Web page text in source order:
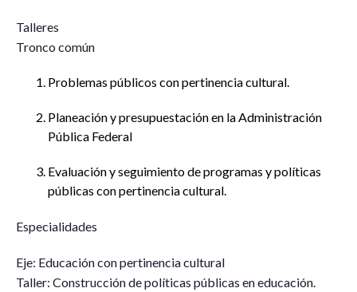
Talleres
Tronco común
Problemas públicos con pertinencia cultural.
Planeación y presupuestación en la Administración
Pública Federal
Evaluación y seguimiento de programas y políticas
públicas con pertinencia cultural.
Especialidades
Eje: Educación con pertinencia cultural
Taller: Construcción de políticas públicas en educación.